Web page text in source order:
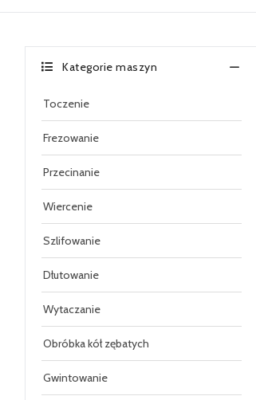
Kategorie maszyn
Toczenie
Frezowanie
Przecinanie
Wiercenie
Szlifowanie
Dłutowanie
Wytaczanie
Obróbka kół zębatych
Gwintowanie